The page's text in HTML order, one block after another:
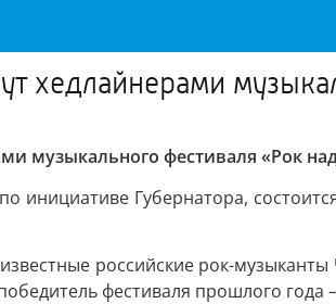
хедлайнерами
музыкального фестиваля «Рок
инициативе Губернатора,
российские рок-
фестиваля прошлого